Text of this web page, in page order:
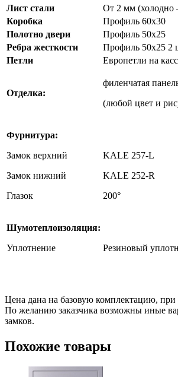
Лист стали
От 2 мм
Коробка
Профиль 60х30
Полотно двери
Профиль 50х25
Ребра жесткости
Профиль 50х25 2
Петли
Европетли на
Отделка:
филенчатая
(любой цвет и
Фурнитура:
Замок верхний
Замок нижний
Глазок
KALE 257-L
KALE 252-R
200°
Шумотеплоизоляция:
Уплотнение
Резиновый
Цена дана на базовую комплектацию, при
По желанию заказчика возможны иные
замков.
Похожие товары